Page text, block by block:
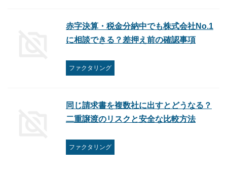
赤字決算・税金分納中でも株式会社No.1
に相談できる？差押え前の確認事項
ファクタリング
同じ請求書を複数社に出すとどうなる？
二重譲渡のリスクと安全な比較方法
ファクタリング